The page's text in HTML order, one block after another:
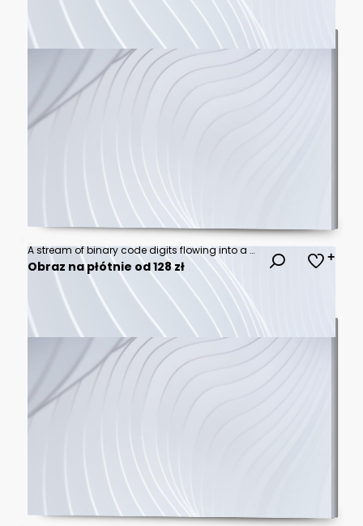
A stream of binary code digits flowing into a glowing data processing interface with light trails representing information transfer and analysis
Obraz na płótnie od 128 zł